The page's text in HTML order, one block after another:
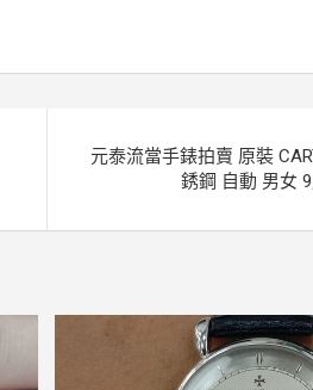
元泰流當手錶拍賣 原裝
銹鋼 自動 男女